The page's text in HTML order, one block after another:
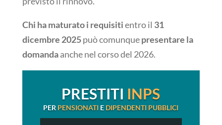
Chi ha maturato i requisitientro il 31
dicembre 2025può comunquepresentare la
domandaanche nel corso del 2026.
PRESTITI INPS
PER PENSIONATI E DIPENDENTI PUBBLICI